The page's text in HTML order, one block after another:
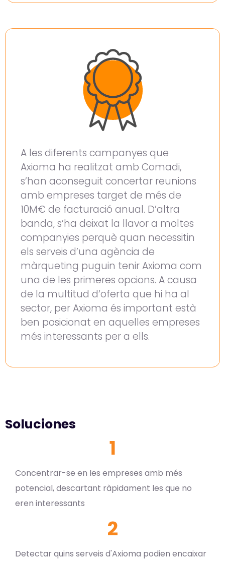
A les diferents campanyes que
Axioma ha realitzat amb Comadi,
s’han aconseguit concertar reunions
amb empreses target de més de
10M€ de facturació anual. D’altra
banda, s’ha deixat la llavor a moltes
companyies perquè quan necessitin
els serveis d’una agència de
màrqueting puguin tenir Axioma com
una de les primeres opcions. A causa
de la multitud d’oferta que hi ha al
sector, per Axioma és important està
ben posicionat en aquelles empreses
més interessants per a ells.
Soluciones
1
Concentrar-se en les empreses amb més
potencial, descartant ràpidament les que no
eren interessants
2
Detectar quins serveis d'Axioma podien encaixar